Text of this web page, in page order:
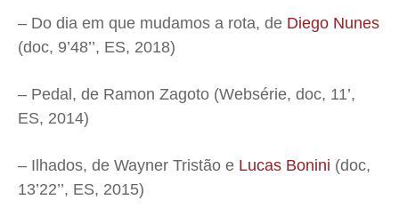
– Do dia em que mudamos a rota, de Diego Nunes
(doc, 9’48’’, ES, 2018)
– Pedal, de Ramon Zagoto (Websérie, doc, 11’,
ES, 2014)
– Ilhados, de Wayner Tristão e Lucas Bonini (doc,
13’22’’, ES, 2015)